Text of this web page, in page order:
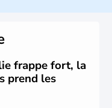
passe ensuite
L'indépendance du
processus qui s'est
des Inuits,
qu'au début
dans le Grand
frappe fort, la
prend les